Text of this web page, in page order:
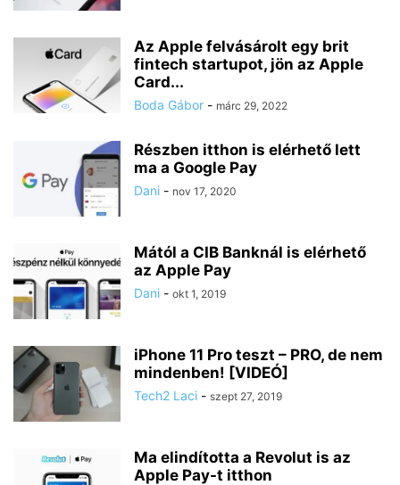
Az Apple felvásárolt egy brit
fintech startupot, jön az Apple
Card...
Boda Gábor - márc 29, 2022
Részben itthon is elérhető lett
ma a Google Pay
Dani - nov 17, 2020
Mától a CIB Banknál is elérhető
az Apple Pay
Dani - okt 1, 2019
iPhone 11 Pro teszt – PRO, de nem
mindenben! [VIDEÓ]
Tech2 Laci - szept 27, 2019
Ma elindította a Revolut is az
Apple Pay-t itthon